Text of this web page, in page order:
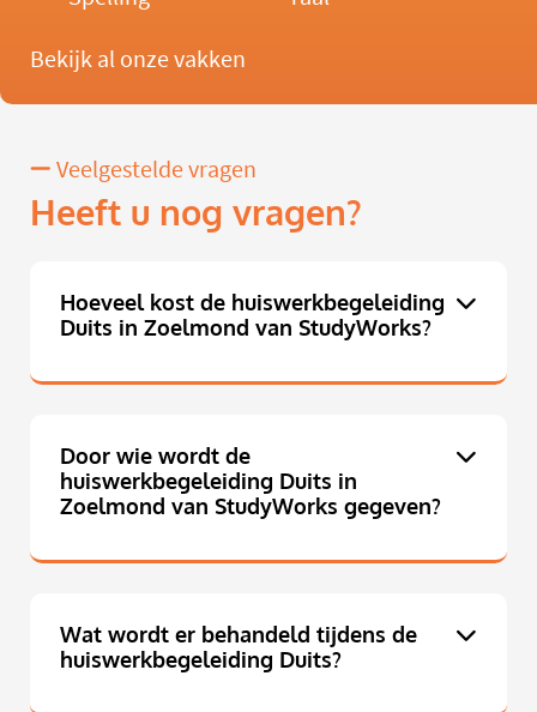
Bekijk al onze vakken
Veelgestelde vragen
Heeft u nog vragen?
Hoeveel kost de huiswerkbegeleiding
Duits in Zoelmond van StudyWorks?
Door wie wordt de
huiswerkbegeleiding Duits in
Zoelmond van StudyWorks gegeven?
Wat wordt er behandeld tijdens de
huiswerkbegeleiding Duits?